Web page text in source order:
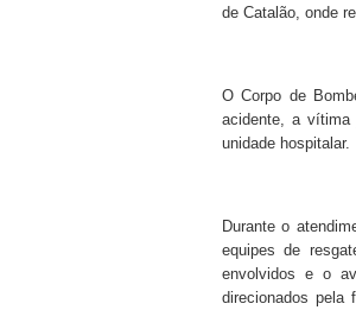
de Catalão, onde
O Corpo de
acidente, a vítima
unidade hospitalar.
Durante o
equipes de
envolvidos e o
direcionados pela